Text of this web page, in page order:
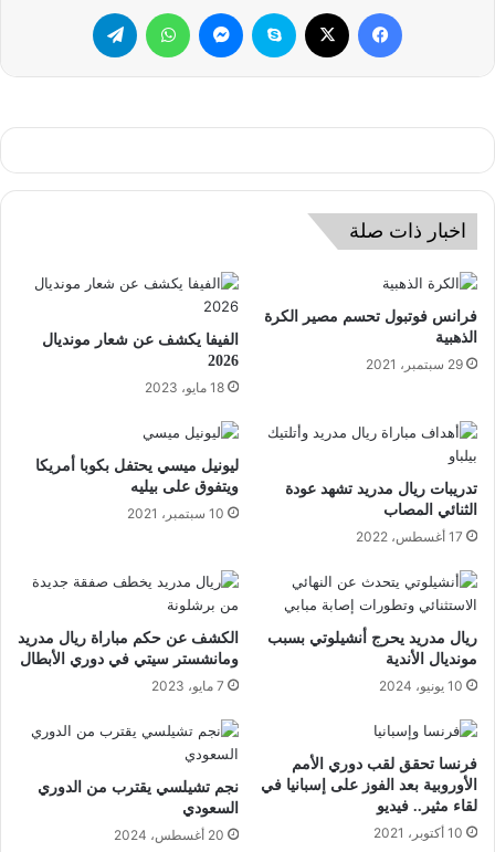
فيسبوك سكايب ماسنجر واتساب
اخبار ذات صلة
فرانس فوتبول تحسم مصير الكرة
الذهبية
29 سبتمبر، 2021
الفيفا يكشف عن شعار مونديال
2026
18 مايو، 2023
تدريبات ريال مدريد تشهد عودة
الثنائي المصاب
17 أغسطس، 2022
ليونيل ميسي يحتفل بكوبا أمريكا
ويتفوق على بيليه
10 سبتمبر، 2021
ريال مدريد يحرج أنشيلوتي بسبب
مونديال الأندية
10 يونيو، 2024
الكشف عن حكم مباراة ريال مدريد
ومانشستر سيتي في دوري الأبطال
7 مايو، 2023
فرنسا تحقق لقب دوري الأمم
الأوروبية بعد الفوز على إسبانيا في
لقاء مثير.. فيديو
10 أكتوبر، 2021
نجم تشيلسي يقترب من الدوري
السعودي
20 أغسطس، 2024